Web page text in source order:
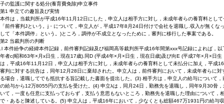
子の監護に関する処分(養育費免除)申立事件
第1 申立ての趣旨及び実情
本件は，当裁判所が平成16年11月12日にした，申立人は相手方に対し，未成年者らの養育料とし
「前件審判Jという。j・について，申立人が，平成17年8月24日付けで会社を退職し.収入が無く
して「本件調停」という。)ところ，調停が不成立となったために，審判に移行した事案である。
第2 当裁判所の判断
.l 本件紛争の経緯本件記録，前件審判記録及び福岡高等裁判所平成16年間第xxx号記録によれば
年者c(昭和63年×月x日生，現在17歳).同D (平成4年×月×日生，現在日歳)及び向E (平成7年×月×日
は，平成16年11月12日，申立人は相手方に対し，未成年者らの養育料として未払分に加え，平
審判に対する抗告は，同年12月28日に棄却された。申立人は，前件審判において，未成年者らに
る場合，退職してでも抵抗する旨記載した書面を提出した。(3) 相手方は，申立人の給与につい
の給与から12万8055円の支払を受けた。(4) 申立λは，同月24日，勤務先を退職し，同年9月30骨
いて，一度も任意に支払っておらず，支払う意思もないところ，勤務先を退職した理由について
で・あると陳述している。(5) 申立人は，平成16年において，少なくとも総額467万1931円の給